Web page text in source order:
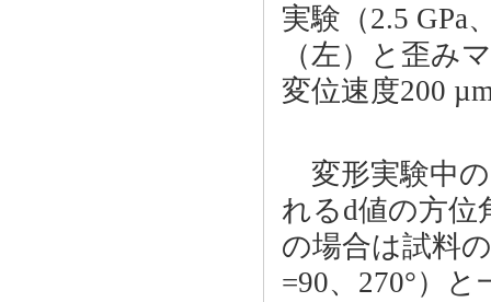
実験（2.5
（左）と歪み
変位速度200
変形実験中
れるd値の方位
の場合は試料
=90、270°）